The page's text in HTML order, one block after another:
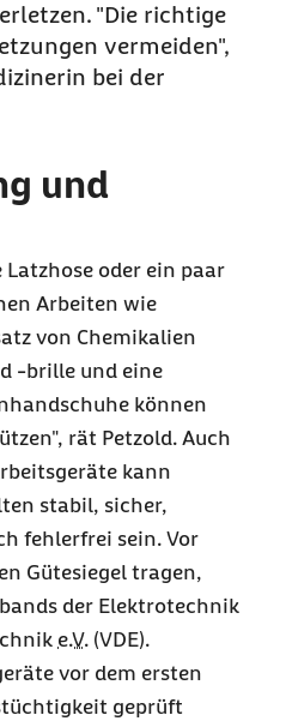
"Die richtige
vermeiden",
bei der
und
oder ein paar
Arbeiten wie
von Chemikalien
-brille und eine
können
rät Petzold. Auch
kann
stabil, sicher,
fehlerfrei sein. Vor
Gütesiegel tragen,
der Elektrotechnik
e.V. (VDE).
vor dem ersten
geprüft